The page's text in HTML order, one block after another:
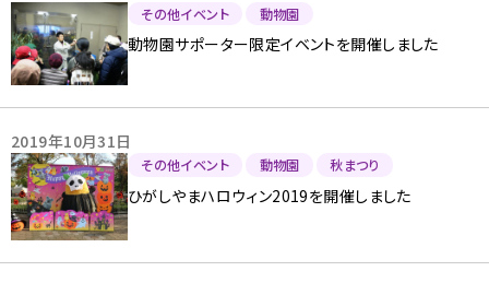
その他イベント 動物園
動物園サポーター限定イベントを開催しました
2019年10月31日
その他イベント 動物園 秋まつり
ひがしやまハロウィン2019を開催しました